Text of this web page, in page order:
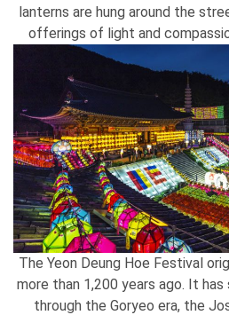
lanterns are hung around the
offerings of light and
The Yeon Deung Hoe Festival
more than 1,200 years ago. It
through the Goryeo era, the